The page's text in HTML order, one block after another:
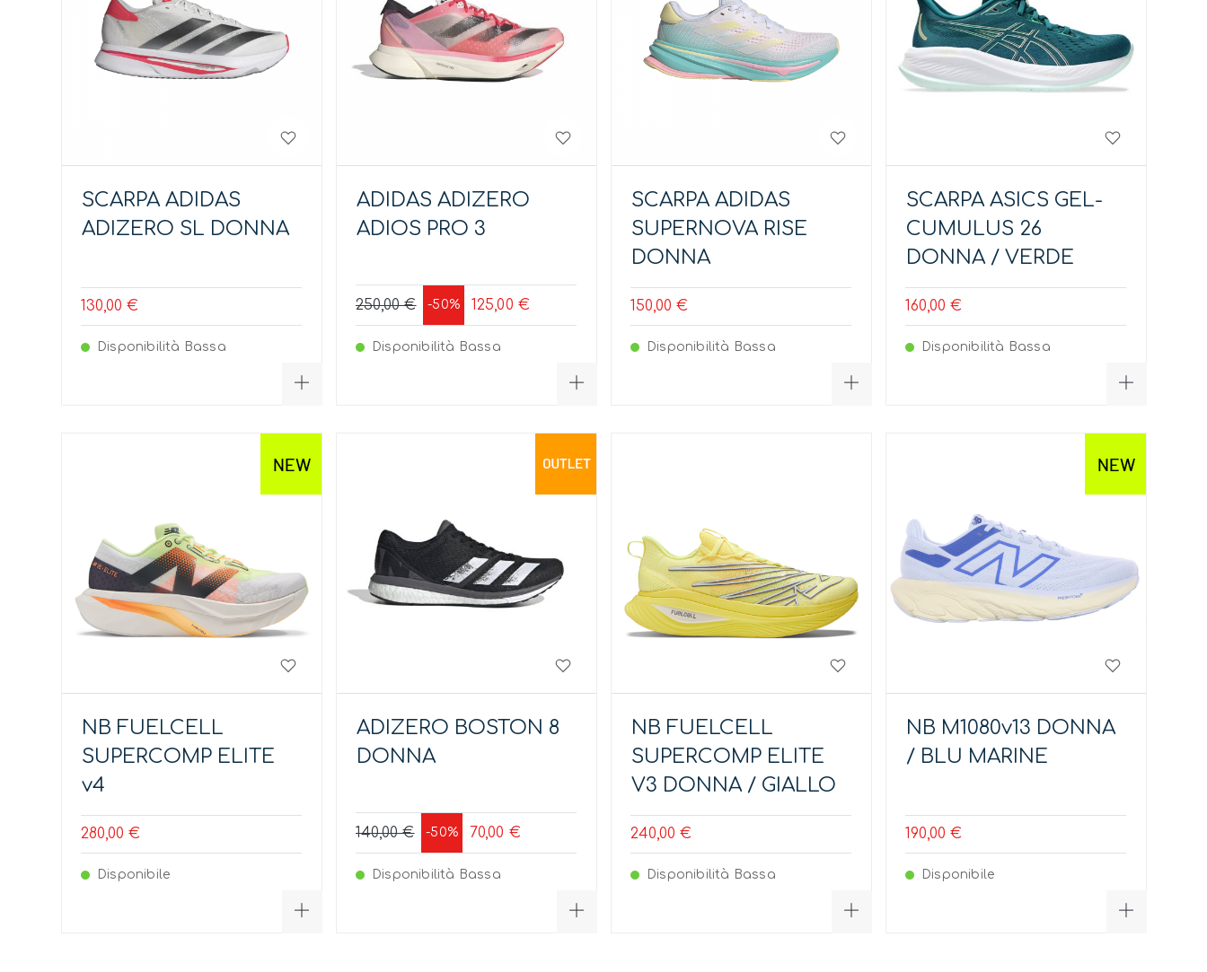
SCARPA ADIDAS
ADIZERO SL DONNA
130,00 €
Disponibilità Bassa
ADIDAS ADIZERO
ADIOS PRO 3
250,00 € -50% 125,00 €
Disponibilità Bassa
SCARPA ADIDAS
SUPERNOVA RISE
DONNA
150,00 €
Disponibilità Bassa
SCARPA ASICS GEL-
CUMULUS 26
DONNA / VERDE
160,00 €
Disponibilità Bassa
NB FUELCELL
SUPERCOMP ELITE
v4
280,00 €
Disponibile
ADIZERO BOSTON 8
DONNA
140,00 € -50% 70,00 €
Disponibilità Bassa
NB FUELCELL
SUPERCOMP ELITE
V3 DONNA / GIALLO
240,00 €
Disponibilità Bassa
NB M1080v13 DONNA
/ BLU MARINE
190,00 €
Disponibile